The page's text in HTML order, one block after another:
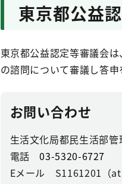
東京都公益
東京都公益認定等審議会
の諮問について審議し答
お問い合わせ
生活文化局都民生活部管
電話03-5320-6727
Eメール S1161201（